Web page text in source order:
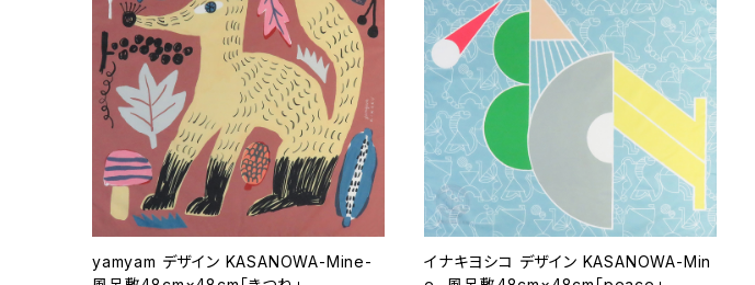
yamyam デザイン KASANOWA-Mine-
イナキヨシコ デザイン KASANOWA-Min